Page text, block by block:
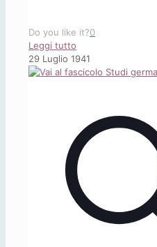
Do you like it?0
Leggi tutto
«Studi
Germanici»,
(1941-
1942)
29 Luglio 1941